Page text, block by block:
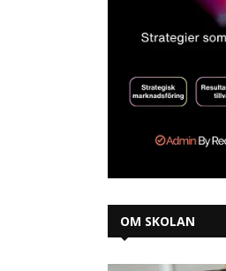
OM SKOLAN